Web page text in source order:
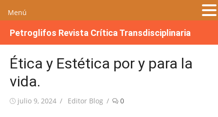
Petroglifos Revista Crítica Transdisciplinaria
Ética y Estética por y para la
vida.
Publicada
julio 9, 2024 Autor
Editor Blog 0
Menú